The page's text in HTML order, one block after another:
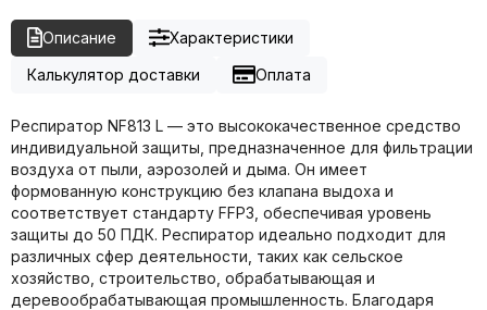
Описание
Характеристики
Калькулятор доставки
Оплата
Респиратор NF813 L — это высококачественное средство
индивидуальной защиты, предназначенное для фильтрации
воздуха от пыли, аэрозолей и дыма. Он имеет
формованную конструкцию без клапана выдоха и
соответствует стандарту FFP3, обеспечивая уровень
защиты до 50 ПДК. Респиратор идеально подходит для
различных сфер деятельности, таких как сельское
хозяйство, строительство, обрабатывающая и
деревообрабатывающая промышленность. Благодаря